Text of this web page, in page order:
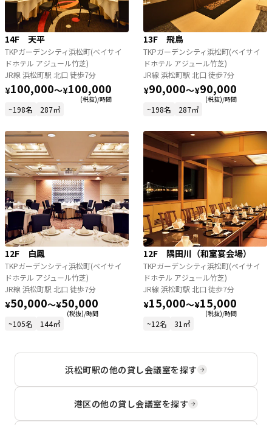
14F 天平
TKPガーデンシティ浜松町(ベイサイ
ドホテル アジュール竹芝)
JR線 浜松町駅 北口 徒歩7分
¥100,000〜¥100,000
(税抜)/時間
~198名 287㎡
13F 飛鳥
TKPガーデンシティ浜松町(ベイサイ
ドホテル アジュール竹芝)
JR線 浜松町駅 北口 徒歩7分
¥90,000〜¥90,000
(税抜)/時間
~198名 287㎡
12F 白鳳
TKPガーデンシティ浜松町(ベイサイ
ドホテル アジュール竹芝)
JR線 浜松町駅 北口 徒歩7分
¥50,000〜¥50,000
(税抜)/時間
~105名 144㎡
12F 隅田川（和室宴会場）
TKPガーデンシティ浜松町(ベイサイ
ドホテル アジュール竹芝)
JR線 浜松町駅 北口 徒歩7分
¥15,000〜¥15,000
(税抜)/時間
~12名 31㎡
浜松町駅の他の貸し会議室を探す
港区の他の貸し会議室を探す